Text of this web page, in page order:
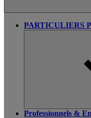
PARTICULIERS
Professionnels &